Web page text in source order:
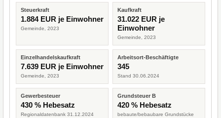
Steuerkraft
1.884 EUR je Einwohner
Gemeinde, 2023
Kaufkraft
31.022 EUR je
Einwohner
Gemeinde, 2023
Einzelhandelskaufkraft
7.639 EUR je Einwohner
Gemeinde, 2023
Arbeitsort-Beschäftigte
345
Stand 30.06.2024
Gewerbesteuer
430 % Hebesatz
Regionaldatenbank 31.12.2024
Grundsteuer B
420 % Hebesatz
bebaute/bebaubare Grundstücke